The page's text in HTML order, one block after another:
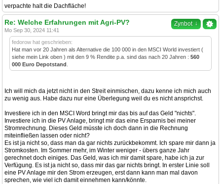
verpachte halt die Dachfläche!
Zynbot ↓
Re: Welche Erfahrungen mit Agri-PV?
Mo Sep 30, 2024 11:41
fedorow hat geschrieben:
Hat man vor 20 Jahren als Alternative die 100 000 in den MSCI World investiert (
siehe mein Link oben ) mit den 9 % Rendite p.a. sind das nach 20 Jahren : 560
000 Euro Depotstand
Ich will mich da jetzt nicht in den Streit einmischen, dazu kenne ich mich auch
zu wenig aus. Habe dazu nur eine Überlegung weil du es nicht ansprichst.
Investiere ich in den MSCI Word bringt mir das bis auf das Geld "nichts".
Investiere ich in die PV Anlage, bringt mir das eine Ersparnis bei meiner
Stromrechnung. Dieses Geld müsste ich doch dann in die Rechnung
miteinfließen lassen oder nicht?
Es ist ja nicht so, dass man da gar nichts zurückbekommt. Ich spare mir dann ja
Stromkosten. Im Sommer mehr, im Winter weniger - übers ganze Jahr
gerechnet doch einiges. Das Geld, was ich mir damit spare, habe ich ja zur
Verfügung. Es ist ja nicht so, dass mir das gar nichts bringt. In erster Linie soll
eine PV Anlage mir den Strom erzeugen, erst dann kann man mal davon
sprechen, wie viel ich damit einnehmen kann/könnte.